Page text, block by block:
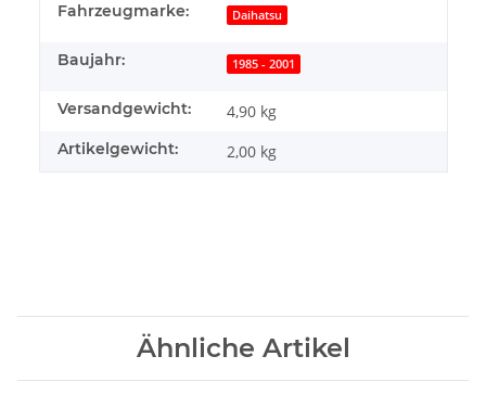
Fahrzeugmarke: Daihatsu
Baujahr: 1985 - 2001
Versandgewicht: 4,90 kg
Artikelgewicht: 2,00 kg
Ähnliche Artikel